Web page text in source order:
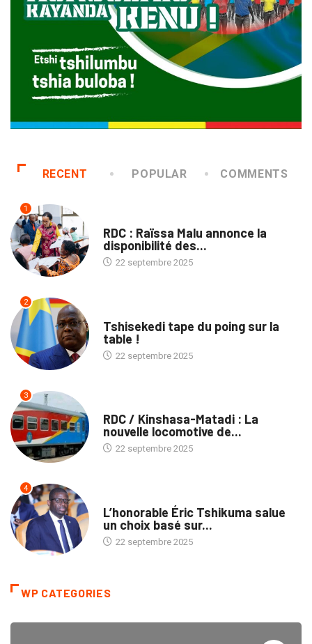
RECENT POPULAR COMMENTS
1
RDC : Raïssa Malu annonce la
disponibilité des...
22 septembre 2025
2
Tshisekedi tape du poing sur la
table !
22 septembre 2025
3
RDC / Kinshasa-Matadi : La
nouvelle locomotive de...
22 septembre 2025
4
L’honorable Éric Tshikuma salue
un choix basé sur...
22 septembre 2025
WP CATEGORIES